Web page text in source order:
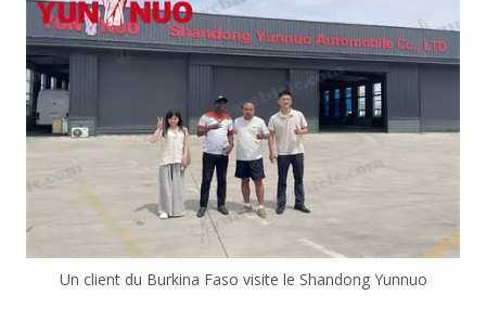
Un client du Burkina Faso visite le Shandong Yunnuo